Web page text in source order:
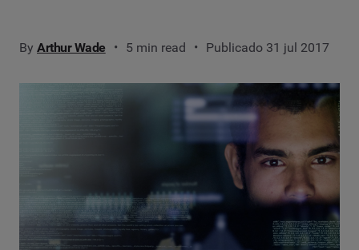
By Arthur Wade 5 min read Publicado 31 jul 2017